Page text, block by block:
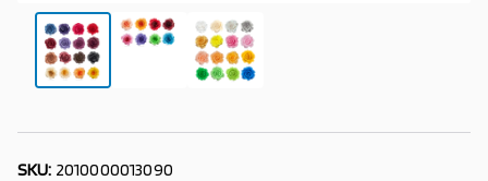
SKU: 2010000013090